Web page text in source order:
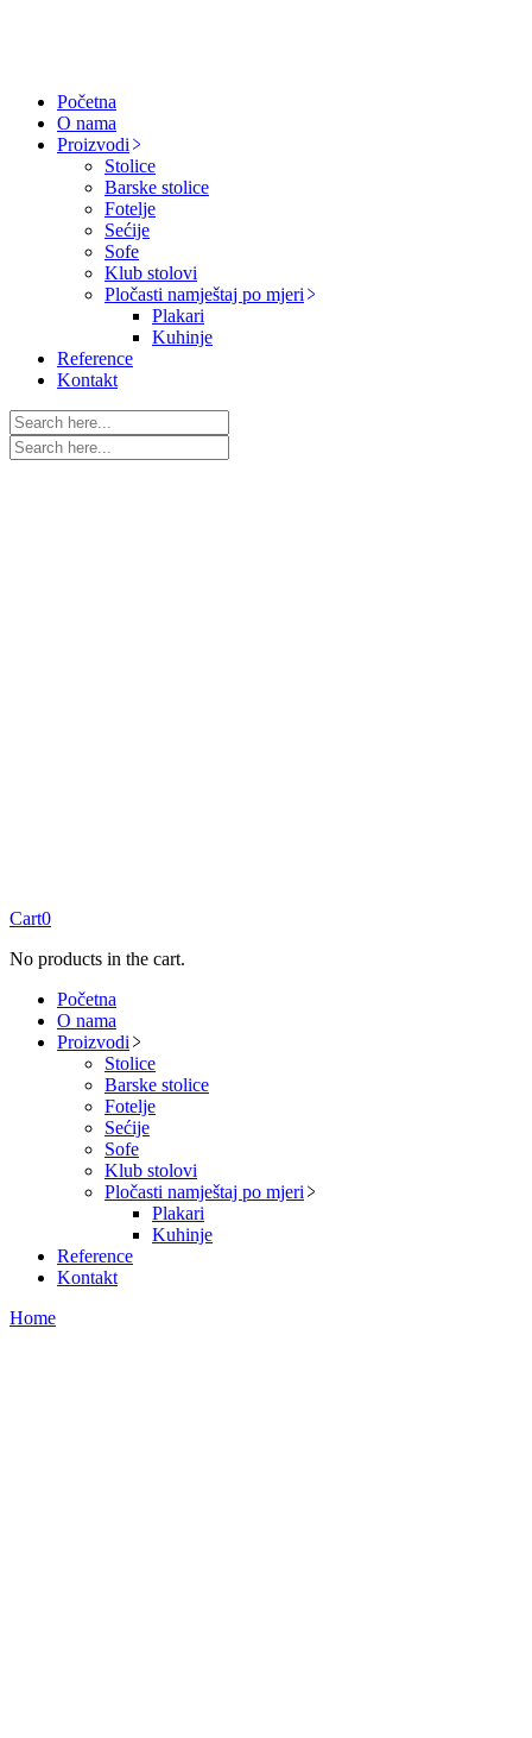
Početna
O nama
Proizvodi
Stolice
Barske stolice
Fotelje
Sećije
Sofe
Klub stolovi
Pločasti namještaj po mjeri
Plakari
Kuhinje
Reference
Kontakt
Cart0
No products in the cart.
Početna
O nama
Proizvodi
Stolice
Barske stolice
Fotelje
Sećije
Sofe
Klub stolovi
Pločasti namještaj po mjeri
Plakari
Kuhinje
Reference
Kontakt
Home